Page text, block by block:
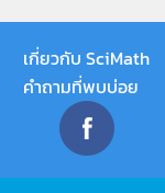
เกี่ยวกับ SciMath
คำถามที่พบบ่อย